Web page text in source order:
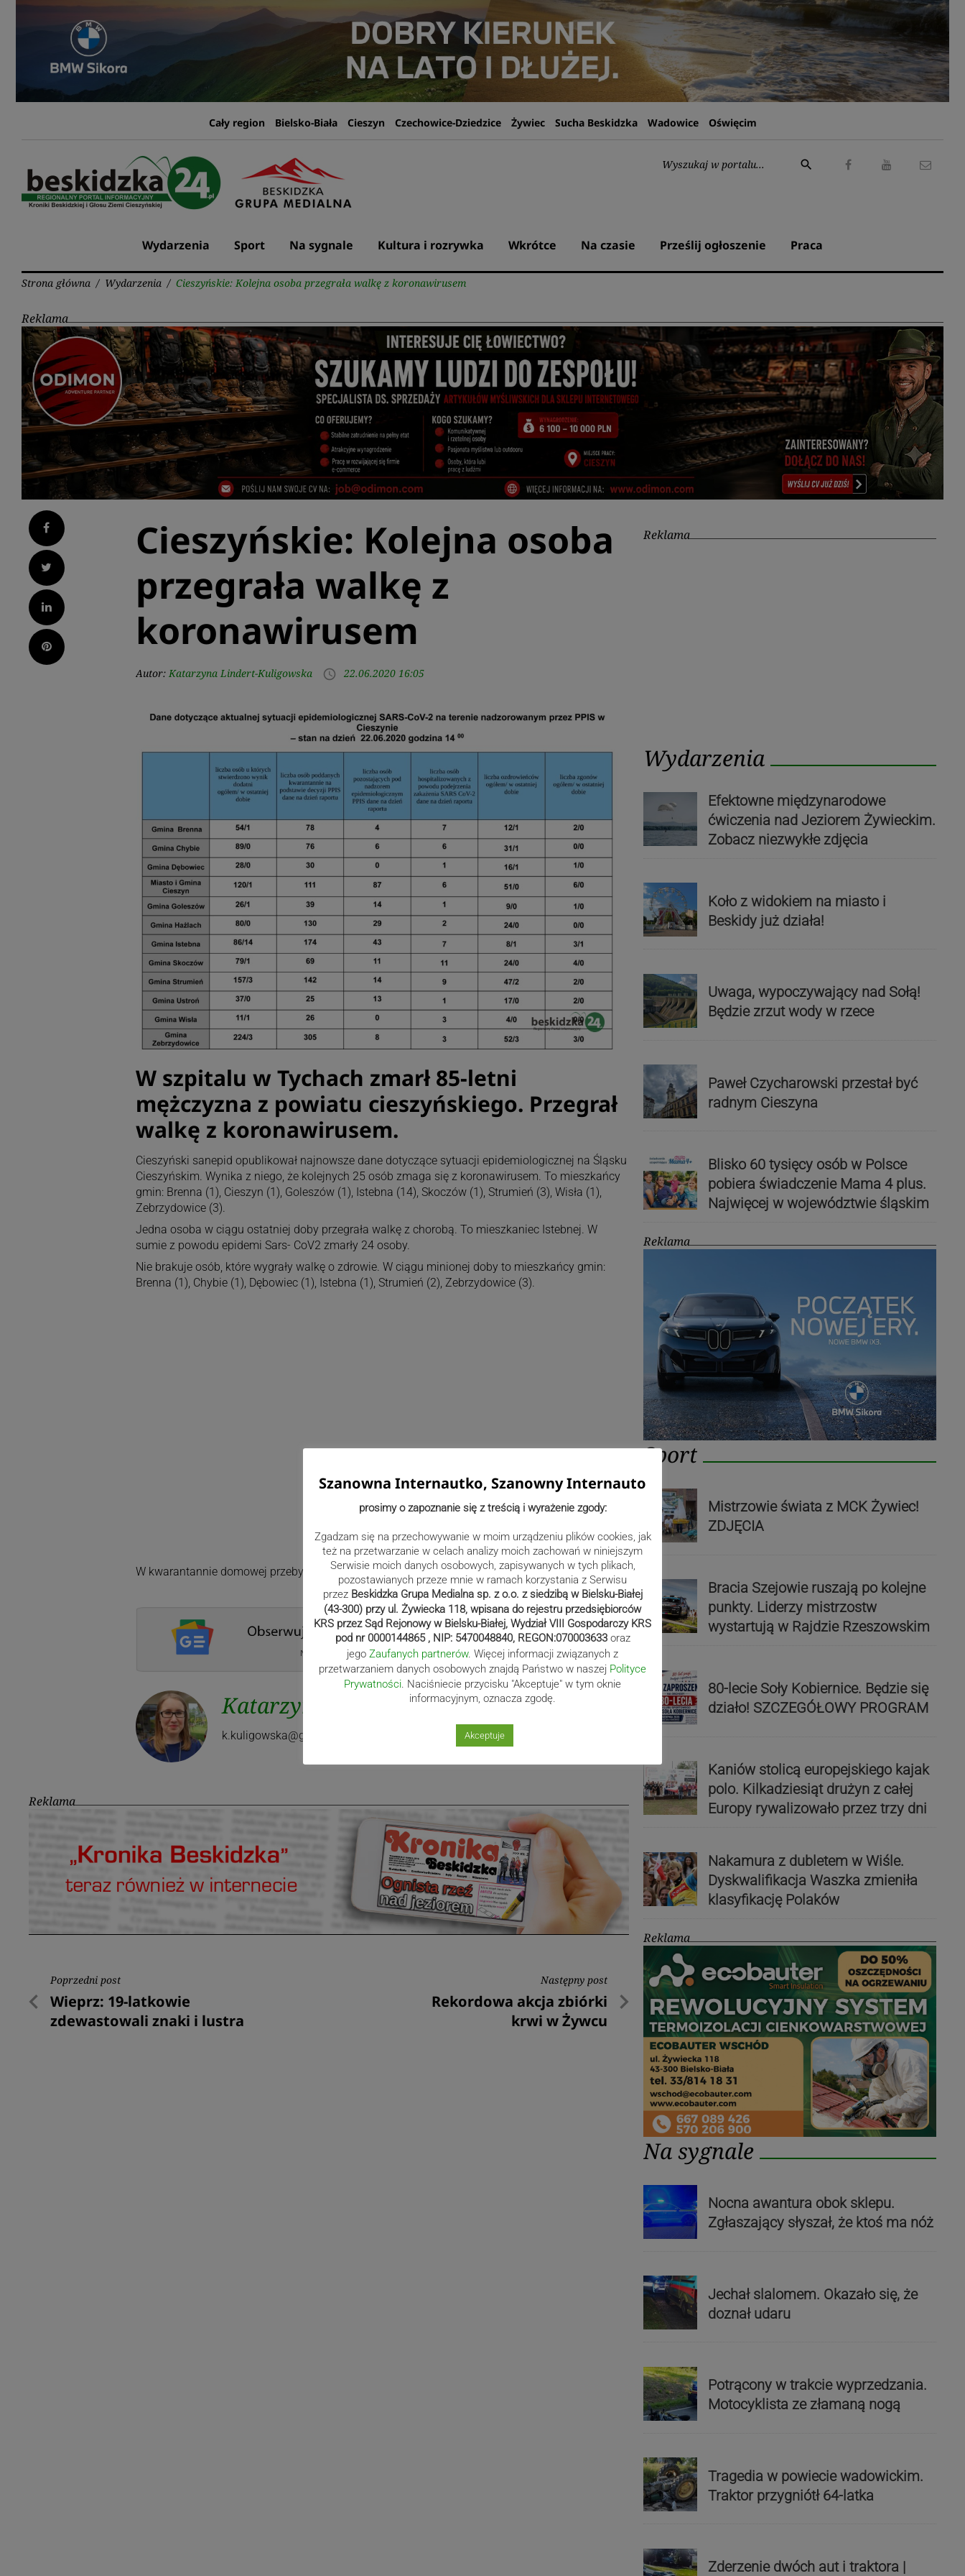
Przejdź
Cały region Bielsko-Biała Cieszyn Czechowice-Dziedzice Żywiec Sucha Beskidzka Wadowice Oświęcim
Wyszukaj:
search
Wydarzenia Sport Na sygnale Kultura i rozrywka Wkrótce Na czasie Prześlij ogłoszenie Praca
Strona główna / Wydarzenia / Cieszyńskie: Kolejna osoba przegrała walkę z koronawirusem
Reklama
Facebook
Twitter
LinkedIn
Pinterest
Cieszyńskie: Kolejna osoba
przegrała walkę z
koronawirusem
Autor: Katarzyna Lindert-Kuligowska access_time 22.06.2020 16:05
W szpitalu w Tychach zmarł 85-letni
mężczyzna z powiatu cieszyńskiego. Przegrał
walkę z koronawirusem.
Cieszyński sanepid opublikował najnowsze dane dotyczące sytuacji epidemiologicznej na Śląsku
Cieszyńskim. Wynika z niego, że kolejnych 25 osób zmaga się z koronawirusem. To mieszkańcy
gmin: Brenna (1), Cieszyn (1), Goleszów (1), Istebna (14), Skoczów (1), Strumień (3), Wisła (1),
Zebrzydowice (3).
Jedna osoba w ciągu ostatniej doby przegrała walkę z chorobą. To mieszkaniec Istebnej. W
sumie z powodu epidemi Sars- CoV2 zmarły 24 osoby.
Nie brakuje osób, które wygrały walkę o zdrowie. W ciągu minionej doby to mieszkańcy gmin:
Brenna (1), Chybie (1), Dębowiec (1), Istebna (1), Strumień (2), Zebrzydowice (3).
W kwarantannie domowej przebywa obecnie 1205 osób.
Katarzyna Lindert-Kuligowska
k.kuligowska@gzc.cieszyn.pl
Reklama
Nawigacja
wpisu
Poprzedni post
Poprzedni
post
Wieprz: 19-latkowie
zdewastowali znaki i lustra
Następny post
Następny
Rekordowa akcja zbiórki
krwi w Żywcu
Reklama
Wydarzenia
Efektowne międzynarodowe
ćwiczenia nad Jeziorem Żywieckim.
Zobacz niezwykłe zdjęcia
Koło z widokiem na miasto i
Beskidy już działa!
Uwaga, wypoczywający nad Sołą!
Będzie zrzut wody w rzece
Paweł Czycharowski przestał być
radnym Cieszyna
Blisko 60 tysięcy osób w Polsce
pobiera świadczenie Mama 4 plus.
Najwięcej w województwie śląskim
Reklama
Sport
Mistrzowie świata z MCK Żywiec!
ZDJĘCIA
Bracia Szejowie ruszają po kolejne
punkty. Liderzy mistrzostw
wystartują w Rajdzie Rzeszowskim
80-lecie Soły Kobiernice. Będzie się
działo! SZCZEGÓŁOWY PROGRAM
Kaniów stolicą europejskiego kajak
polo. Kilkadziesiąt drużyn z całej
Europy rywalizowało przez trzy dni
Nakamura z dubletem w Wiśle.
Dyskwalifikacja Waszka zmieniła
klasyfikację Polaków
Reklama
Na sygnale
Nocna awantura obok sklepu.
Zgłaszający słyszał, że ktoś ma nóż
Jechał slalomem. Okazało się, że
doznał udaru
Potrącony w trakcie wyprzedzania.
Motocyklista ze złamaną nogą
Tragedia w powiecie wadowickim.
Traktor przygniótł 64-latka
Zderzenie dwóch aut i traktora |
Szanowna Internautko, Szanowny Internauto
prosimy o zapoznanie się z treścią i wyrażenie zgody:
Zgadzam się na przechowywanie w moim urządzeniu plików cookies, jak
też na przetwarzanie w celach analizy moich zachowań w niniejszym
Serwisie moich danych osobowych, zapisywanych w tych plikach,
pozostawianych przeze mnie w ramach korzystania z Serwisu
przez Beskidzka Grupa Medialna sp. z o.o. z siedzibą w Bielsku-Białej
(43-300) przy ul. Żywiecka 118, wpisana do rejestru przedsiębiorców
KRS przez Sąd Rejonowy w Bielsku-Białej, Wydział VIII Gospodarczy KRS
pod nr 0000144865 , NIP: 5470048840, REGON:070003633 oraz
jego Zaufanych partnerów. Więcej informacji związanych z
przetwarzaniem danych osobowych znajdą Państwo w naszej Polityce
Prywatności . Naciśniecie przycisku "Akceptuje" w tym oknie
informacyjnym, oznacza zgodę.
Akceptuje